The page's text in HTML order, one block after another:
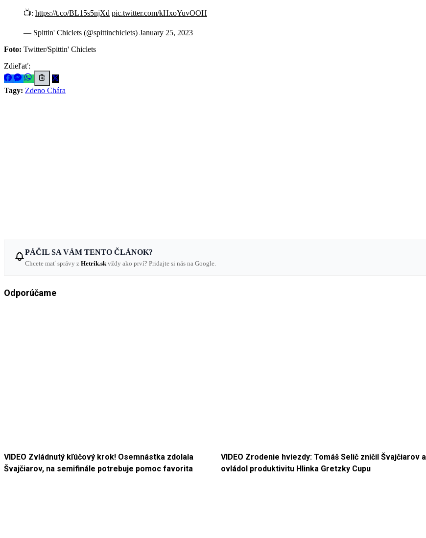
📺: https://t.co/BL15s5njXd pic.twitter.com/kHxoYuvOOH
— Spittin' Chiclets (@spittinchiclets) January 25, 2023
Foto: Twitter/Spittin' Chiclets
Zdieľať:
Tagy: Zdeno Chára
PÁČIL SA VÁM TENTO ČLÁNOK?
Chcete mať správy z Hetrik.sk vždy ako prví? Pridajte si nás na Google.
Odporúčame
VIDEO Zvládnutý kľúčový krok! Osemnástka zdolala
Švajčiarov, na semifinále potrebuje pomoc favorita
VIDEO Zrodenie hviezdy: Tomáš Selič zničil Švajčiarov a
ovládol produktivitu Hlinka Gretzky Cupu